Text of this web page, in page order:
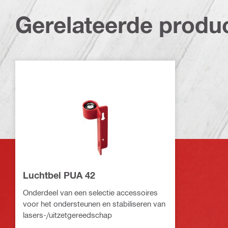
Gerelateerde
Luchtbel PUA 42
Onderdeel van een selectie accessoires
voor het ondersteunen en stabiliseren van
lasers-/uitzetgereedschap